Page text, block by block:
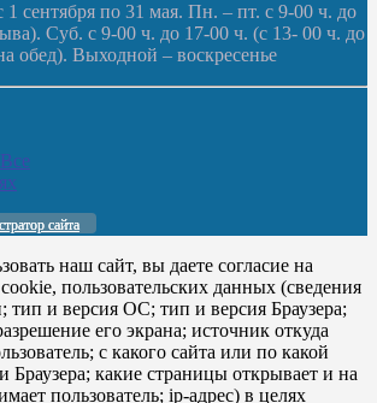
сентября по 31 мая. Пн. – пт. с 9-00 ч. до
Суб. с 9-00 ч. до 17-00 ч. (с 13- 00 ч. до
обед). Выходной – воскресенье
сайта
наш сайт, вы даете согласие на
пользовательских данных (сведения
тип и версия ОС; тип и версия Браузера;
его экрана; источник откуда
с какого сайта или по какой
Браузера; какие страницы открывает и на
пользователь; ip-адрес) в целях